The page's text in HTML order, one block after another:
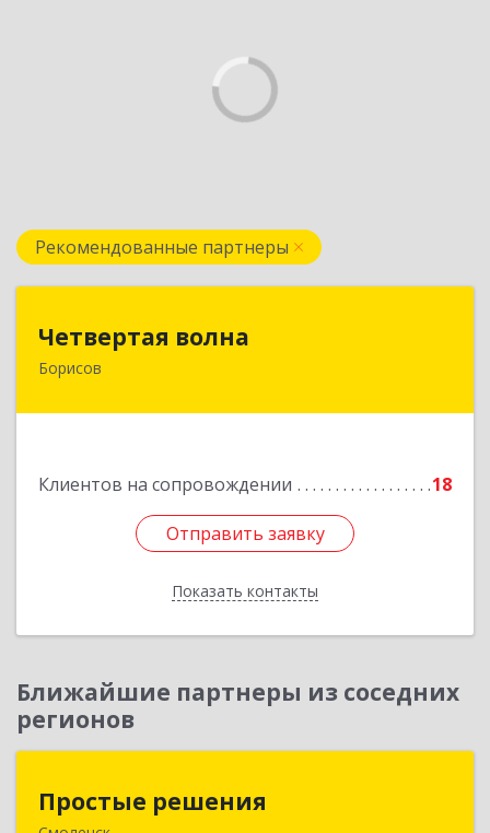
Рекомендованные партнеры
Четвертая волна
Борисов
Клиентов на сопровождении 18
Отправить заявку
Показать контакты
222520, Республика Беларусь, Минская область,
Подробнее
Отправить заявку
Назад
Ближайшие партнеры из соседних
регионов
Простые решения